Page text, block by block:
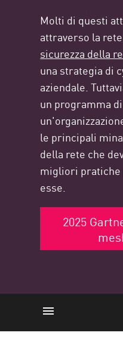
Molti di questi
attraverso la
sicurezza della
una strategia di
aziendale.
un programma
le principali
della rete che
migliori pratiche
esse.
2025